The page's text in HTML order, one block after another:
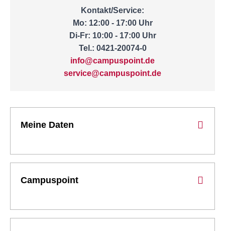
Kontakt/Service:
Mo: 12:00 - 17:00 Uhr
Di-Fr: 10:00 - 17:00 Uhr
Tel.: 0421-20074-0
info@campuspoint.de
service@campuspoint.de
Meine Daten
Campuspoint